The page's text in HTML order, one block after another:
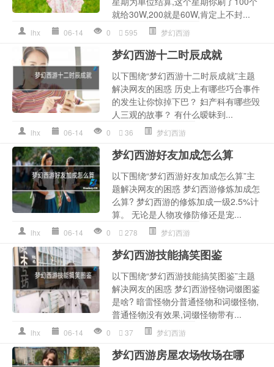
就给30W,200就是60W,肯定上不封...
lhx 06-14 0 595 梦幻西游
梦幻西游十二时辰成就
以下围绕“梦幻西游十二时辰成就”主题
解决网友的困惑 历史上有哪些巧合事件
的发生让你惊掉下巴？ 妇产科有哪些毁
人三观的故事？ 有什么暧昧到...
lhx 06-14 0 36 梦幻西游
梦幻西游好友加成怎么算
以下围绕“梦幻西游好友加成怎么算”主
题解决网友的困惑 梦幻西游修炼加成怎
么算? 梦幻西游的修炼加成一级2.5%计
算。 无论是人物攻修防修还是宠...
lhx 06-14 0 278 梦幻西游
梦幻西游技能搞笑图鉴
以下围绕“梦幻西游技能搞笑图鉴”主题
解决网友的困惑 梦幻西游怪物词缀图鉴
是啥? 暗雷怪物分普通怪物和词缀怪物,
普通怪物没有效果,词缀怪物带有...
lhx 06-14 0 37 梦幻西游
梦幻西游房屋农场牧场在哪